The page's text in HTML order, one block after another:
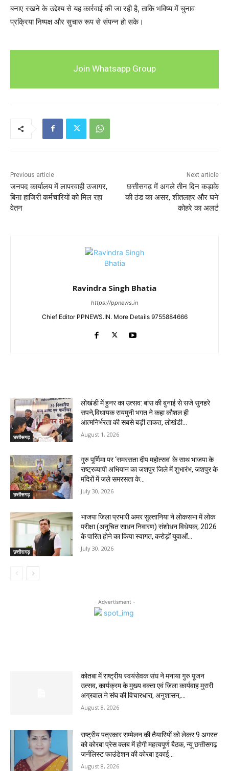
बनाए रखने के उद्देश्य से यह कार्रवाई की जा रही है, ताकि भविष्य में चुनाव
प्रक्रिया निष्पक्ष और सुचारु रूप से संपन्न हो सके।
Join Whatsapp Group
Previous article
जनपद कार्यालय में लापरवाही उजागर,
बिना हाजिरी कर्मचारियों को मिल रहा
वेतन
Next article
छत्तीसगढ़ में अगले तीन दिन कड़ाके
की ठंड का असर, शीतलहर और घने
कोहरे का अलर्ट
Ravindra Singh Bhatia
https://ppnews.in
Chief Editor PPNEWS.IN. More Details 9755884666
छत्तीसगढ़
लोखंडी में हुनर का उत्सव: बांस की बुनाई से सजे सुनहरे
सपने,विधायक रायमुनी भगत ने कहा कौशल ही
आत्मनिर्भरता की सबसे बड़ी ताकत, लोखंडी...
August 1, 2026
छत्तीसगढ़
गुरु पूर्णिमा पर ‘समरसता दीप महोत्सव’ के साथ भाजपा के
राष्ट्रव्यापी अभियान का जशपुर जिले में शुभारंभ, जशपुर के
मंदिरों में जले समरसता के...
July 30, 2026
छत्तीसगढ़
भाजपा जिला प्रभारी अमर सुल्तानिया ने लोकसभा में लोक
परीक्षा (अनुचित साधन निवारण) संशोधन विधेयक, 2026
के पारित होने का किया स्वागत, करोड़ों युवाओं...
July 30, 2026
- Advertisment -
कोतबा में राष्ट्रीय स्वयंसेवक संघ ने मनाया गुरु पूजन
उत्सव, कार्यक्रम के मुख्य वक्ता एवं जिला कार्यवाह मुरारी
अग्रवाल ने संघ की विचारधारा, अनुशासन,...
August 8, 2026
राष्ट्रीय पत्रकार सम्मेलन की तैयारियों को लेकर 9 अगस्त
को कोरबा प्रेस क्लब में होगी महत्वपूर्ण बैठक, न्यू छत्तीसगढ़
जर्नलिस्ट फाउंडेशन की कोरबा इकाई...
August 8, 2026